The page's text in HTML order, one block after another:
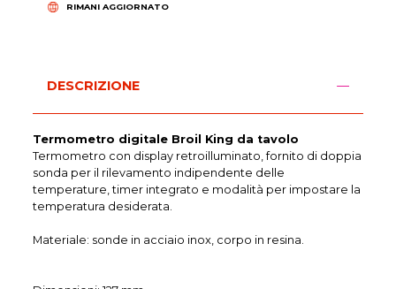
RIMANI AGGIORNATO
DESCRIZIONE
Termometro digitale Broil King da tavolo
Termometro con display retroilluminato, fornito di doppia
sonda per il rilevamento indipendente delle
temperature, timer integrato e modalità per impostare la
temperatura desiderata.
Materiale: sonde in acciaio inox, corpo in resina.